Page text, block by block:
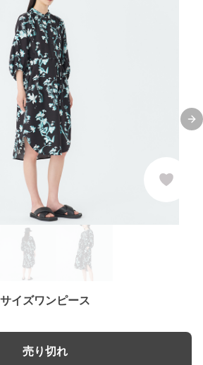
イズワンピース
売り切れ